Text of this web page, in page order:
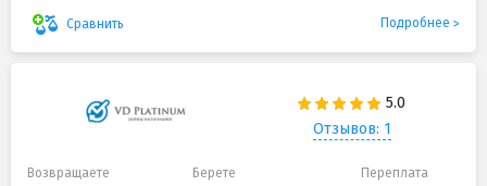
Сравнить Подробнее
Отзывов: 1
Возвращаете Берете Переплата